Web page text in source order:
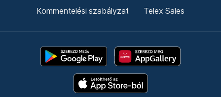
Kommentelési szabályzat Telex Sales